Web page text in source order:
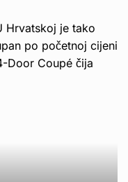
Hrvatskoj je tako
po početnoj cijeni
Door Coupé čija